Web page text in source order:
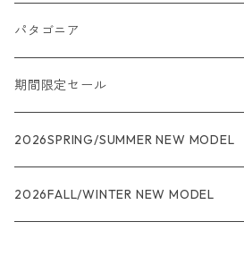
パタゴニア
メンズ
R1
R1エア
ウィメンズ
R1
ジャケット・アウター
期間限定セール
★★★
レインウェアー
2026SPRING/SUMMER NEW MODEL
2026FALL/WINTER NEW MODEL